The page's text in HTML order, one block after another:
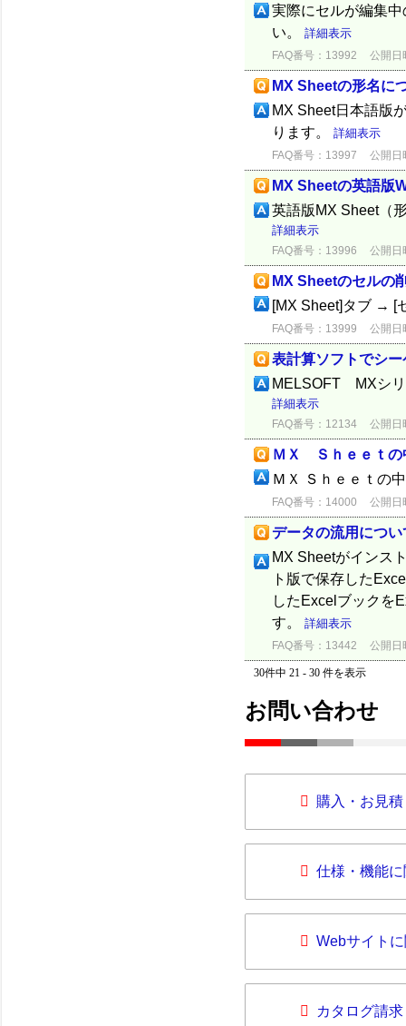
実際にセルが編集
い。 詳細表示
FAQ番号：13992 公開日
MX Sheetの形名に
MX Sheet日本語版
ります。 詳細表示
FAQ番号：13997 公開日
MX Sheetの英語版
英語版MX Sheet（
詳細表示
FAQ番号：13996 公開日
MX Sheetのセルの
[MX Sheet]タブ → [
FAQ番号：13999 公開日
表計算ソフトでシ
MELSOFT MXシリ
詳細表示
FAQ番号：12134 公開日
ＭＸ Ｓｈｅｅｔの
ＭＸ Ｓｈｅｅｔの
FAQ番号：14000 公開日
データの流用につい
MX Sheetがインス
ト版で保存した
したExcelブックを
す。 詳細表示
FAQ番号：13442 公開日
30件中 21 - 30 件を表示
お問い合わせ
購入・お見
仕様・機能
Webサイト
カタログ請求